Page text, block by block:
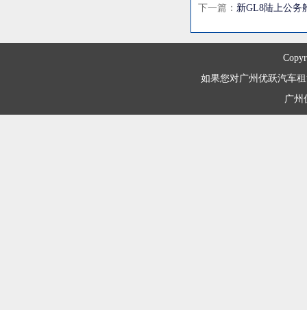
下一篇： 新GL8陆上公务
如果您对广州优跃汽车
广州